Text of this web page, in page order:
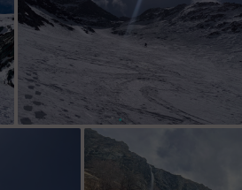
Fin du couloir